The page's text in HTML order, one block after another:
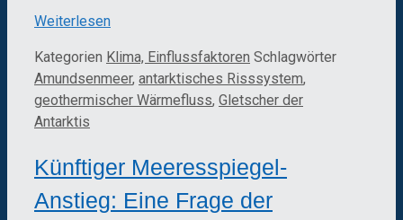
Weiterlesen
Kategorien Klima, Einflussfaktoren Schlagwörter
Amundsenmeer, antarktisches Risssystem,
geothermischer Wärmefluss, Gletscher der
Antarktis
Künftiger Meeresspiegel-
Anstieg: Eine Frage der